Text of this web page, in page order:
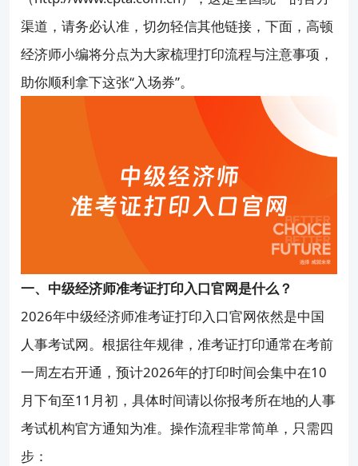
上班族怎么高效备考？
考过之后怎么领证、怎么评职称？
渠道，请务必认准，切勿轻信其他链接，下面，高顿
经济师小编将分点为大家梳理打印流程与注意事项，
助你顺利拿下这张“入场券”。
一、中级经济师准考证打印入口官网是什么？
2026年中级经济师准考证打印入口官网依然是中国
人事考试网。根据往年规律，准考证打印通常在考前
一周左右开通，预计2026年的打印时间会集中在10
月下旬至11月初，具体时间请以你报考所在地的人事
考试机构官方通知为准。操作流程非常简单，只需四
步：